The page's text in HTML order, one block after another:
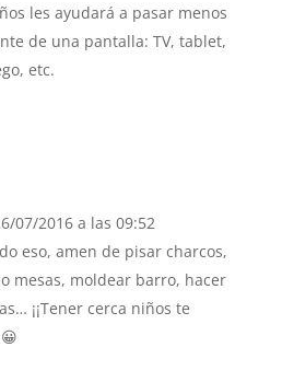
les ayudará a pasar menos
de una pantalla: TV, tablet,
etc.
07/2016 a las 09:52
eso, amen de pisar charcos,
mesas, moldear barro, hacer
¡¡Tener cerca niños te